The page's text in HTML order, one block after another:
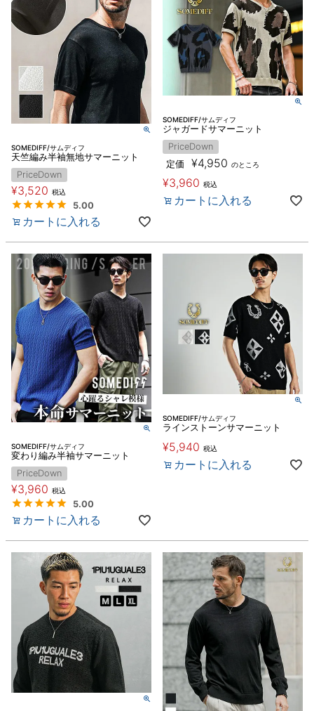
SOMEDIFF/サムディフ
天竺編み半袖無地サマーニット
PriceDown
¥3,520 税込
5.00
カートに入れる
SOMEDIFF/サムディフ
ジャガードサマーニット
PriceDown
定価
¥4,950 のところ
¥3,960 税込
カートに入れる
SOMEDIFF/サムディフ
変わり編み半袖サマーニット
PriceDown
¥3,960 税込
5.00
カートに入れる
SOMEDIFF/サムディフ
ラインストーンサマーニット
¥5,940 税込
カートに入れる